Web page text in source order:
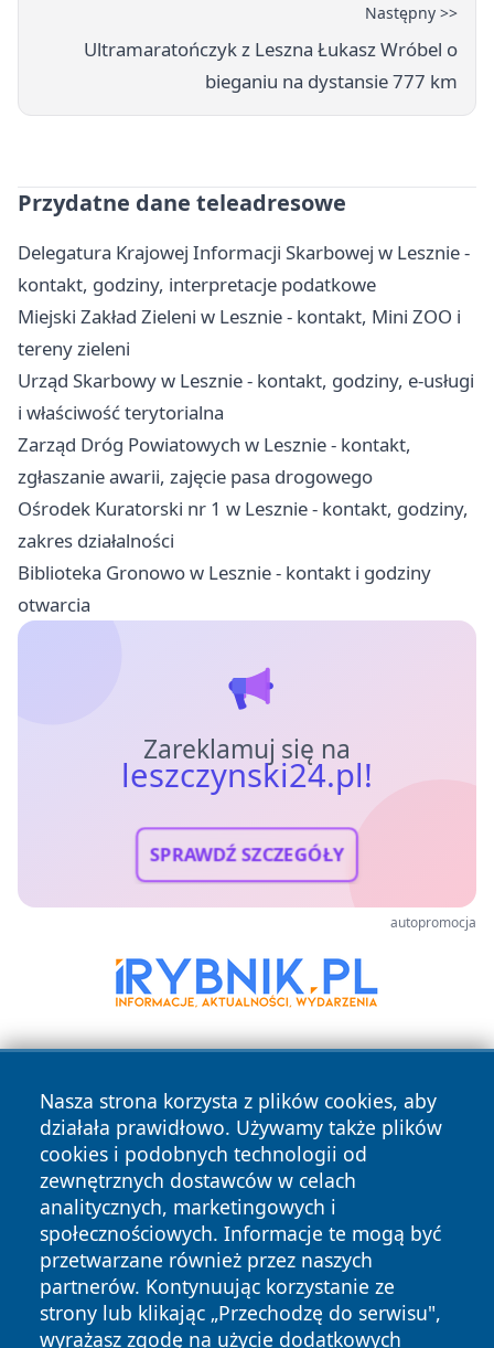
Następny >>
Ultramaratończyk z Leszna Łukasz Wróbel o
bieganiu na dystansie 777 km
Przydatne dane teleadresowe
Delegatura Krajowej Informacji Skarbowej w Lesznie -
kontakt, godziny, interpretacje podatkowe
Miejski Zakład Zieleni w Lesznie - kontakt, Mini ZOO i
tereny zieleni
Urząd Skarbowy w Lesznie - kontakt, godziny, e-usługi
i właściwość terytorialna
Zarząd Dróg Powiatowych w Lesznie - kontakt,
zgłaszanie awarii, zajęcie pasa drogowego
Ośrodek Kuratorski nr 1 w Lesznie - kontakt, godziny,
zakres działalności
Biblioteka Gronowo w Lesznie - kontakt i godziny
otwarcia
Zareklamuj się na
leszczynski24.pl!
SPRAWDŹ SZCZEGÓŁY
autopromocja
Nasza strona korzysta z plików cookies, aby
działała prawidłowo. Używamy także plików
cookies i podobnych technologii od
zewnętrznych dostawców w celach
analitycznych, marketingowych i
społecznościowych. Informacje te mogą być
przetwarzane również przez naszych
partnerów. Kontynuując korzystanie ze
strony lub klikając „Przechodzę do serwisu",
wyrażasz zgodę na użycie dodatkowych
Copyright © 2026 leszczynski24.pl Wszystkie prawa
zastrzeżone.
News Autorzy
Polityka
Prywatności
Polityka
Cookies